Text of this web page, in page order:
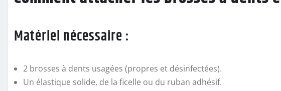
Matériel nécessaire :
2 brosses à dents usagées (propres et désinfectées).
Un élastique solide, de la ficelle ou du ruban adhésif.